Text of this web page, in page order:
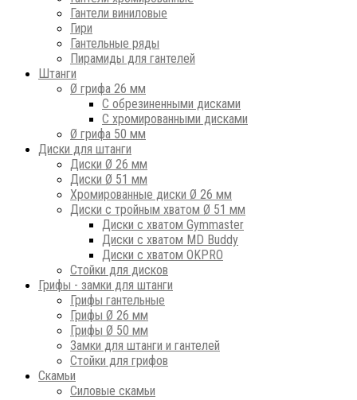
Гантели виниловые
Гири
Гантельные ряды
Пирамиды для гантелей
Штанги
Ø грифа 26 мм
С обрезиненными дисками
С хромированными дисками
Ø грифа 50 мм
Диски для штанги
Диски Ø 26 мм
Диски Ø 51 мм
Хромированные диски Ø 26 мм
Диски с тройным хватом Ø 51 мм
Диски с хватом Gymmaster
Диски с хватом MD Buddy
Диски с хватом OKPRO
Стойки для дисков
Грифы - замки для штанги
Грифы гантельные
Грифы Ø 26 мм
Грифы Ø 50 мм
Замки для штанги и гантелей
Стойки для грифов
Скамьи
Силовые скамьи